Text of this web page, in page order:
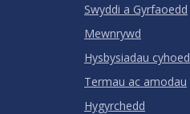
Swyddi a Gyrfaoedd
Mewnrywd
Hysbysiadau
Termau ac amodau
Hygyrchedd